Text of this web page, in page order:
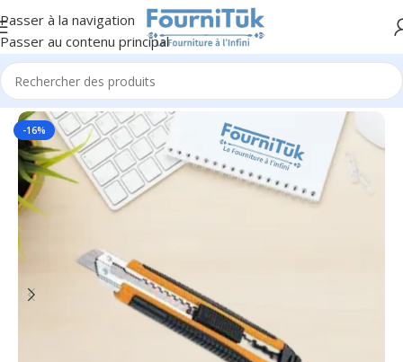
Passer à la navigation
Passer au contenu principal
Accueil/Fourniture de Bureau/Accessoires de Bureau
-16%